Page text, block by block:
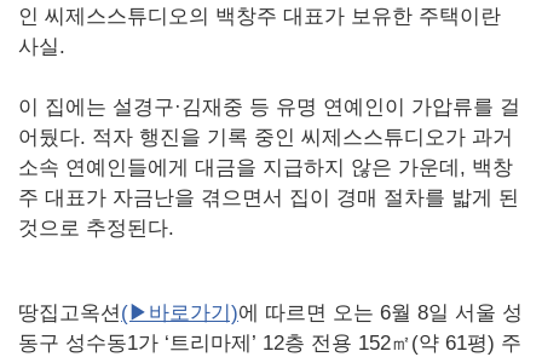
인 씨제스스튜디오의 백창주 대표가 보유한 주택이란
사실.
이 집에는 설경구·김재중 등 유명 연예인이 가압류를 걸
어뒀다. 적자 행진을 기록 중인 씨제스스튜디오가 과거
소속 연예인들에게 대금을 지급하지 않은 가운데, 백창
주 대표가 자금난을 겪으면서 집이 경매 절차를 밟게 된
것으로 추정된다.
땅집고옥션(▶바로가기)에 따르면 오는 6월 8일 서울 성
동구 성수동1가 ‘트리마제’ 12층 전용 152㎡(약 61평) 주